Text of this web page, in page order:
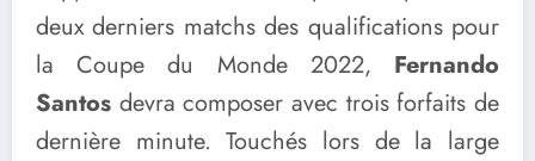
deux derniers matchs des qualifications pour
la Coupe du Monde 2022, Fernando
Santos devra composer avec trois forfaits de
dernière minute. Touchés lors de la large